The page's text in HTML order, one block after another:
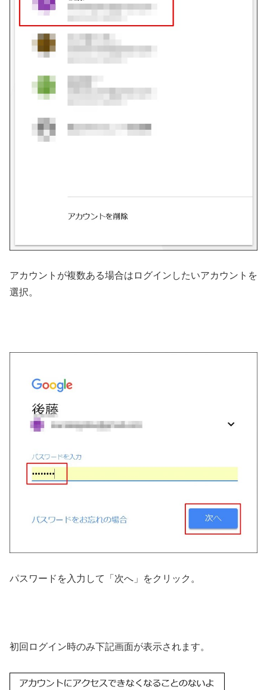
アカウントが複数ある場合はログインしたいアカウントを
選択。
パスワードを入力して「次へ」をクリック。
初回ログイン時のみ下記画面が表示されます。